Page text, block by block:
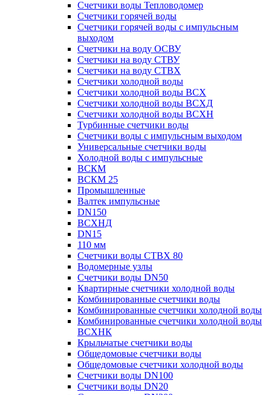
Счетчики воды Тепловодомер
Счетчики горячей воды
Счетчики горячей воды с импульсным
выходом
Счетчики на воду ОСВУ
Счетчики на воду СТВУ
Счетчики на воду СТВХ
Счетчики холодной воды
Счетчики холодной воды ВСХ
Счетчики холодной воды ВСХД
Счетчики холодной воды ВСХН
Турбинные счетчики воды
Счетчики воды с импульсным выходом
Универсальные счетчики воды
Холодной воды с импульсные
ВСКМ
ВСКМ 25
Промышленные
Валтек импульсные
DN150
ВСХНД
DN15
110 мм
Счетчики воды СТВХ 80
Водомерные узлы
Счетчики воды DN50
Квартирные счетчики холодной воды
Комбинированные счетчики воды
Комбинированные счетчики холодной воды
Комбинированные счетчики холодной воды
ВСХНК
Крыльчатые счетчики воды
Общедомовые счетчики воды
Общедомовые счетчики холодной воды
Счетчики воды DN100
Счетчики воды DN20